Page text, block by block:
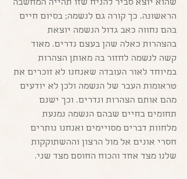
שהוא יוצא סביר להניח שזו תהייה המחשבה
הראשונה. כך קורה גם לנשמה; בסיום חיים
בהם נחווה כאב גדול הנשמה יוצאת
בהצהרות כאלה שהן בעצם נדרים. מאוד
קשה לנשמה לחזור בה מאותן הצהרות
במיוחד לאור העובדה שאנחנו לא זוכרים את
טראומות העבר של הנשמה ולכן לא יודעים
מהם אותם הצהרות ונדרים. וכך ישנם
תחומים בחיים שבהם הנשמה נמנעת
מלחוות דברים מסויימים ואנחנו נותרים
חסרי אונים אל מול הרצון וההשתוקקות
שלנו מצד אחד והכוח החוסם מצד שני.